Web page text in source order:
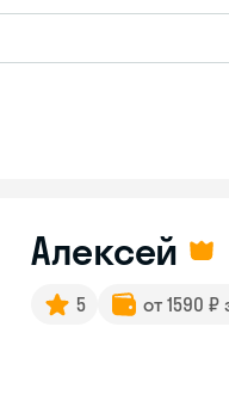
Алексей
5 от 1590 ₽